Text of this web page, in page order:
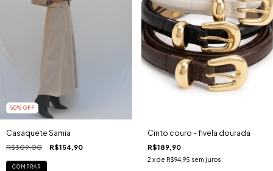
50% OFF
Casaquete Samia
R$309,00 R$154,90
COMPRAR
Cinto couro - fivela dourada
R$189,90
2 x de R$94,95 sem juros